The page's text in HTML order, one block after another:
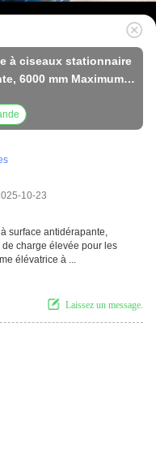
à ciseaux stationnaire
6000 mm Maximum
10-23
surface antidérapante,
charge élevée pour les
élévatrice à ...
Laissez un message.